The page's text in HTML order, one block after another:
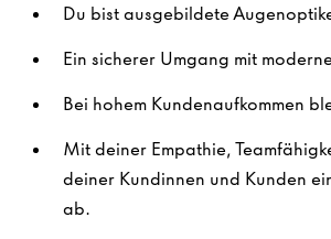
Du bist ausgebildete
Ein sicherer Umgang mit
Bei hohem Kundenaufkommen
Mit deiner Empathie,
deiner Kundinnen und Kunden
ab.